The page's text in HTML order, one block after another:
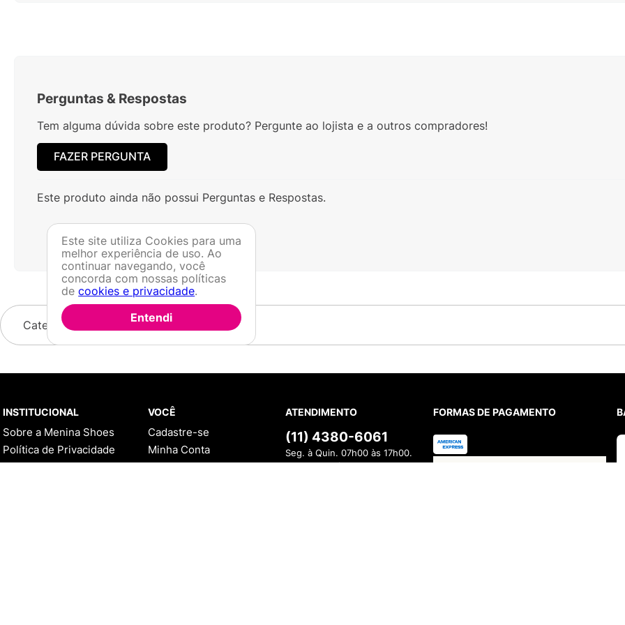
Perguntas & Respostas
Tem alguma dúvida sobre este produto? Pergunte ao lojista e a outros compradores!
FAZER PERGUNTA
Este produto ainda não possui Perguntas e Respostas.
Categorias
INSTITUCIONAL
Sobre a Menina Shoes
Política de Privacidade
Política de Troca
VOCÊ
Cadastre-se
Minha Conta
Meus Pedidos
ATENDIMENTO
(11) 4380-6061
Seg. à Quin. 07h00 às 17h00.
FORMAS DE PAGAMENTO
Este site utiliza Cookies para uma
melhor experiência de uso. Ao
continuar navegando, você
concorda com nossas políticas
decookies e privacidade.
Entendi